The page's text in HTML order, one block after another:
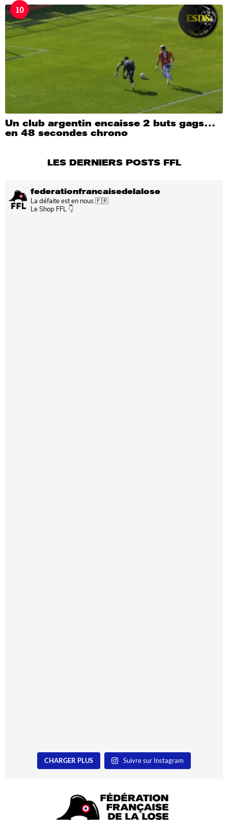
10
Un club argentin encaisse 2 buts gags…
en 48 secondes chrono
LES DERNIERS POSTS FFL
federationfrancaisedelalose
La défaite est en nous 🇫🇷
Le Shop FFL 👇
CHARGER PLUS Suivre sur Instagram